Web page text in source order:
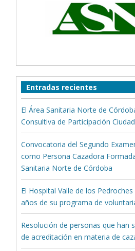
Entradas recientes
El Área Sanitaria Norte de
Consultiva de Participación
Convocatoria del Segundo
como Persona Cazadora
Sanitaria Norte de Córdoba
El Hospital Valle de los
años de su programa de
Resolución de personas que han
de acreditación en materia de